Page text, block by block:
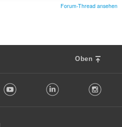
Forum-Thread ansehen
Oben
Youtube LinkedIn